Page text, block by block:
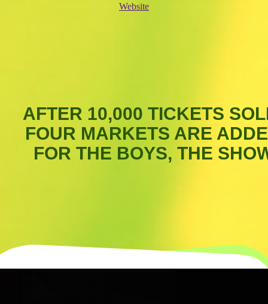
Website
AFTER 10,000 TICKETS
FOUR MARKETS ARE
FOR THE BOYS, THE